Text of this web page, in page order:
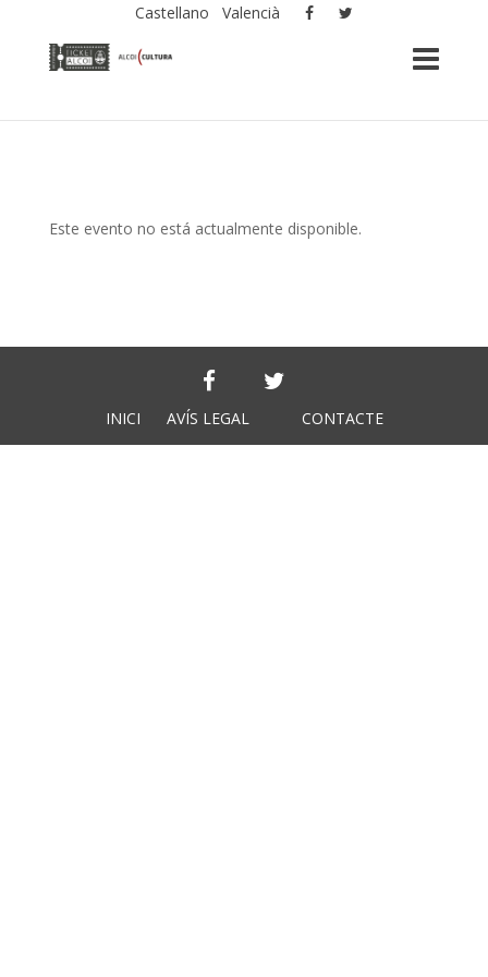
Castellano Valencià
Este evento no está actualmente disponible.
INICI AVÍS LEGAL CONTACTE